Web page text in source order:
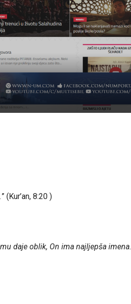
” (Kur’an, 8:20 )
daje oblik, On ima najljepša imena.